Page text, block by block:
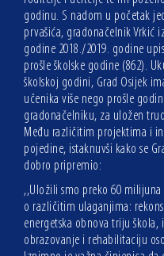
godinu. S nadom u početak
prvašića, gradonačelnik Vrkić
godine 2018./2019. godine
prošle školske godine (862).
školskoj godini, Grad Osijek
učenika više nego prošle
gradonačelniku, za uložen
Među različitim projektima i
pojedine, istaknuvši kako se
dobro pripremio:
,,Uložili smo preko 60
o različitim ulaganjima:
energetska obnova triju
obrazovanje i rehabilitaciju